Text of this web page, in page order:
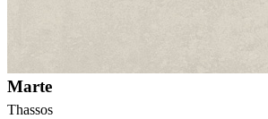
Marte
Thassos